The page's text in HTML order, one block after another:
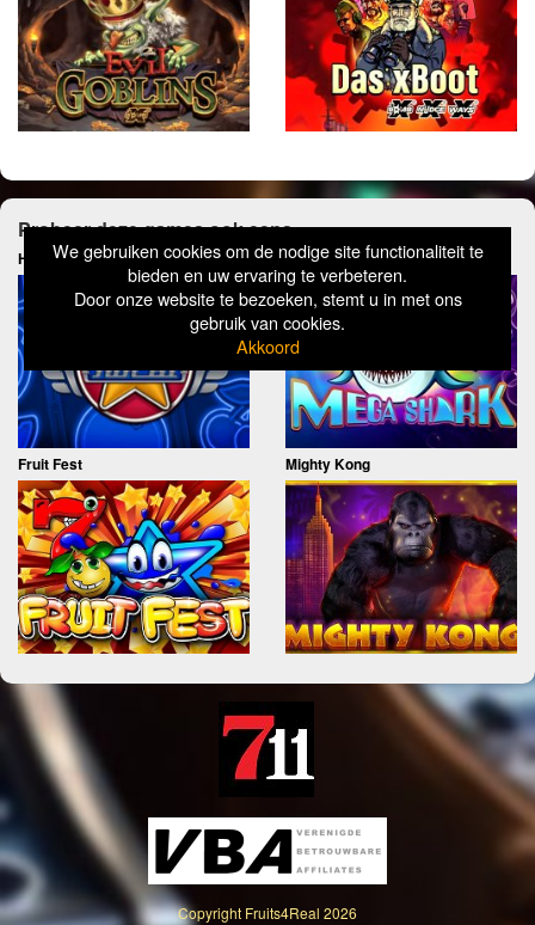
We gebruiken cookies om de nodige site functionaliteit te
bieden en uw ervaring te verbeteren.
Door onze website te bezoeken, stemt u in met ons
gebruik van cookies.
Akkoord
Probeer deze games ook eens
Hot81 Mega Shark
Fruit Fest Mighty Kong
Copyright Fruits4Real 2026